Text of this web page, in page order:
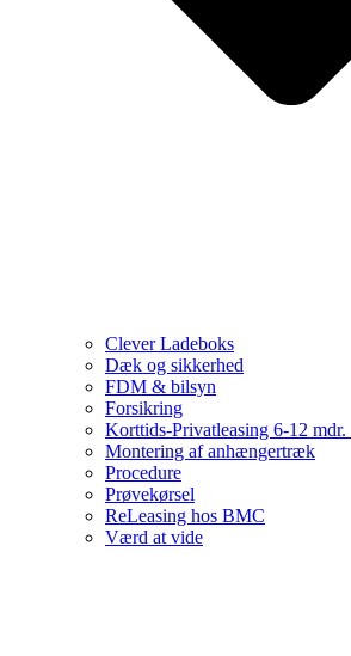
Clever Ladeboks
Dæk og sikkerhed
FDM & bilsyn
Forsikring
Korttids-Privatleasing 6-12 mdr.
Montering af anhængertræk
Procedure
Prøvekørsel
ReLeasing hos BMC
Værd at vide